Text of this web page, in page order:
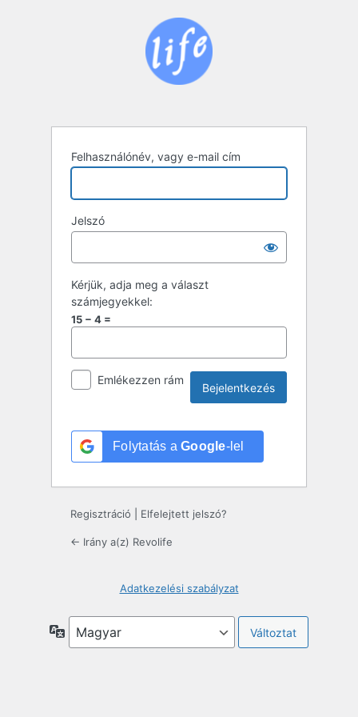
Felhasználónév, vagy e-mail cím
Jelszó
Kérjük, adja meg a választ
számjegyekkel:
15 − 4 =
Emlékezzen rám
Folytatás a Google-lel
Regisztráció Elfelejtett jelszó?
← Irány a(z) Revolife
Adatkezelési szabályzat
Nyelv